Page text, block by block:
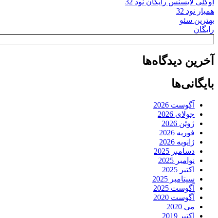
همیار نود 32
بهترین سئو
رایگان
آخرین دیدگاه‌ها
بایگانی‌ها
آگوست 2026
جولای 2026
ژوئن 2026
فوریه 2026
ژانویه 2026
دسامبر 2025
نوامبر 2025
اکتبر 2025
سپتامبر 2025
آگوست 2025
آگوست 2020
می 2020
اکتبر 2019